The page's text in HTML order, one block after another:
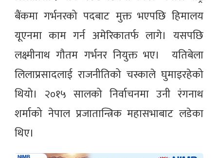
बैंकमा गर्भनरको पदबाट मुक्त भएपछि हिमालय
यूएनमा काम गर्न अमेरिकातर्फ लागे। यसपछि
लक्ष्मीनाथ गौतम गर्भनर नियुक्त भए। यतिबेला
लिलाप्रसादलाई राजनीतिको चस्काले घुमाइरहेको
थियो। २०१५ सालको निर्वाचनमा उनी रंगनाथ
शर्माको नेपाल प्रजातान्त्रिक महासभाबाट लडेका
थिए।